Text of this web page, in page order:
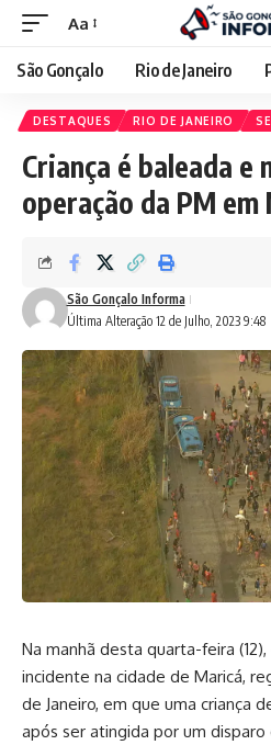
Aa
São Gonçalo Rio de Janeiro
DESTAQUES RIO DE JANEIRO
Criança é baleada e
operação da PM em
Última Alteração 12 de Julho, 2023 9:48
São Gonçalo Informa
Na manhã desta quarta-feira
incidente na cidade de Maricá,
de Janeiro, em que uma criança
após ser atingida por um